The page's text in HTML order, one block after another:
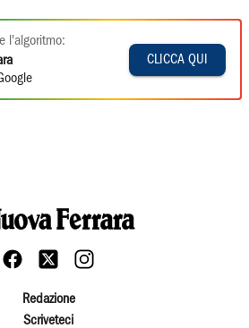
l'algoritmo:
CLICCA QUI
Redazione
Scriveteci